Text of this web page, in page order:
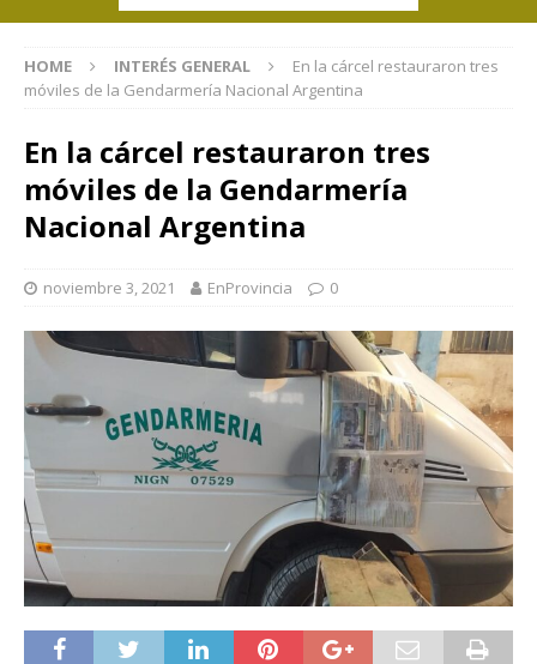
HOME INTERÉS GENERAL
En la cárcel restauraron tres
móviles de la Gendarmería Nacional Argentina
En la cárcel restauraron tres
móviles de la Gendarmería
Nacional Argentina
noviembre 3, 2021 EnProvincia 0